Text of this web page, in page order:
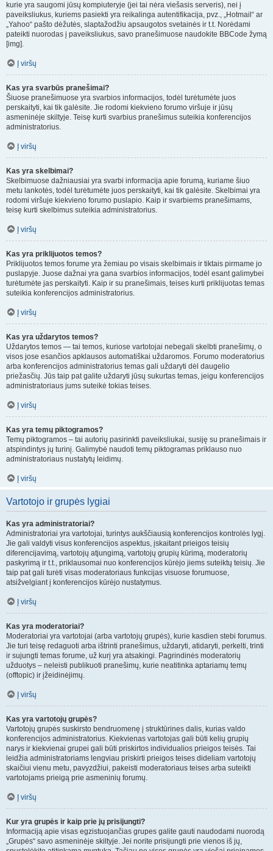
kurie yra saugomi jūsų kompiuteryje (jei tai nėra viešasis serveris), nei į
paveiksliukus, kuriems pasiekti yra reikalinga autentifikacija, pvz., „Hotmail“ ar
„Yahoo“ pašto dėžutės, slaptažodžiu apsaugotos svetainės ir t.t. Norėdami
pateikti nuorodas į paveiksliukus, ​​savo pranešimuose naudokite BBCode žymą
[img].
Į viršų
Kas yra svarbūs pranešimai?
Šiuose pranešimuose yra svarbios informacijos, todėl turėtumėte juos
perskaityti, kai tik galėsite. Jie rodomi kiekvieno forumo viršuje ir jūsų
asmeninėje skiltyje. Teisę kurti svarbius pranešimus suteikia konferencijos
administratorius.
Į viršų
Kas yra skelbimai?
Skelbimuose dažniausiai yra svarbi informacija apie forumą, kuriame šiuo
metu lankotės, todėl turėtumėte juos perskaityti, kai tik galėsite. Skelbimai yra
rodomi viršuje kiekvieno forumo puslapio. Kaip ir svarbiems pranešimams,
teisę kurti skelbimus suteikia administratorius.
Į viršų
Kas yra priklijuotos temos?
Priklijuotos temos forume yra žemiau po visais skelbimais ir tiktais pirmame jo
puslapyje. Juose dažnai yra gana svarbios informacijos, todėl esant galimybei
turėtumėte jas perskaityti. Kaip ir su pranešimais, teises kurti priklijuotas temas
suteikia konferencijos administratorius.
Į viršų
Kas yra uždarytos temos?
Uždarytos temos — tai temos, kuriose vartotojai nebegali skelbti pranešimų, o
visos jose esančios apklausos automatiškai uždaromos. Forumo moderatorius
arba konferencijos administratorius temas gali uždaryti dėl daugelio
priežasčių. Jūs taip pat galite uždaryti jūsų sukurtas temas, jeigu konferencijos
administratoriaus jums suteikė tokias teises.
Į viršų
Kas yra temų piktogramos?
Temų piktogramos – tai autorių pasirinkti paveiksliukai, susiję su pranešimais ir
atspindintys jų turinį. Galimybė naudoti temų piktogramas priklauso nuo
administratoriaus nustatytų leidimų.
Į viršų
Vartotojo ir grupės lygiai
Kas yra administratoriai?
Administratoriai yra vartotojai, turintys aukščiausią konferencijos kontrolės lygį.
Jie gali valdyti visus konferencijos aspektus, įskaitant prieigos teisių
diferencijavimą, vartotojų atjungimą, vartotojų grupių kūrimą, moderatorių
paskyrimą ir t.t., priklausomai nuo konferencijos kūrėjo jiems suteiktų teisių. Jie
taip pat gali turėti visas moderatoriaus funkcijas visuose forumuose,
atsižvelgiant į konferencijos kūrėjo nustatymus.
Į viršų
Kas yra moderatoriai?
Moderatoriai yra vartotojai (arba vartotojų grupės), kurie kasdien stebi forumus.
Jie turi teisę redaguoti arba ištrinti pranešimus, uždaryti, atidaryti, perkelti, trinti
ir sujungti temas forume, už kurį yra atsakingi. Pagrindinės moderatorių
užduotys – neleisti publikuoti pranešimų, kurie neatitinka aptariamų temų
(offtopic) ir įžeidinėjimų.
Į viršų
Kas yra vartotojų grupės?
Vartotojų grupės suskirsto bendruomenę į struktūrines dalis, kurias valdo
konferencijos administratorius. Kiekvienas vartotojas gali būti kelių grupių
narys ir kiekvienai grupei gali būti priskirtos individualios prieigos teisės. Tai
leidžia administratoriams lengviau priskirti prieigos teises dideliam vartotojų
skaičiui vienu metu, pavyzdžiui, pakeisti moderatoriaus teises arba suteikti
vartotojams prieigą prie asmeninių forumų.
Į viršų
Kur yra grupės ir kaip prie jų prisijungti?
Informaciją apie visas egzistuojančias grupes galite gauti naudodami nuorodą
„Grupės“ savo asmeninėje skiltyje. Jei norite prisijungti prie vienos iš jų,